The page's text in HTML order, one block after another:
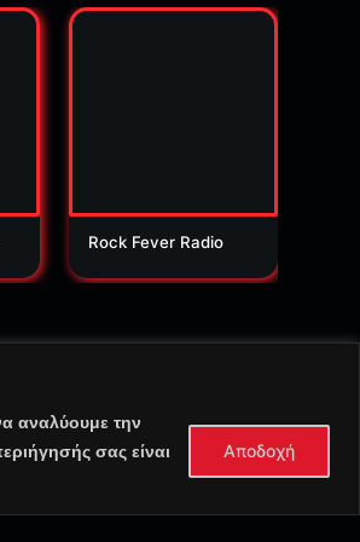
αναλύουμε την
σας είναι
Αποδοχή
Rock Fever Radio